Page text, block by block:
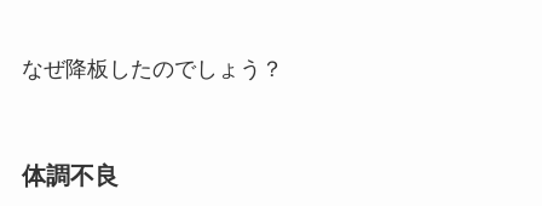
なぜ降板したのでしょう？
体調不良